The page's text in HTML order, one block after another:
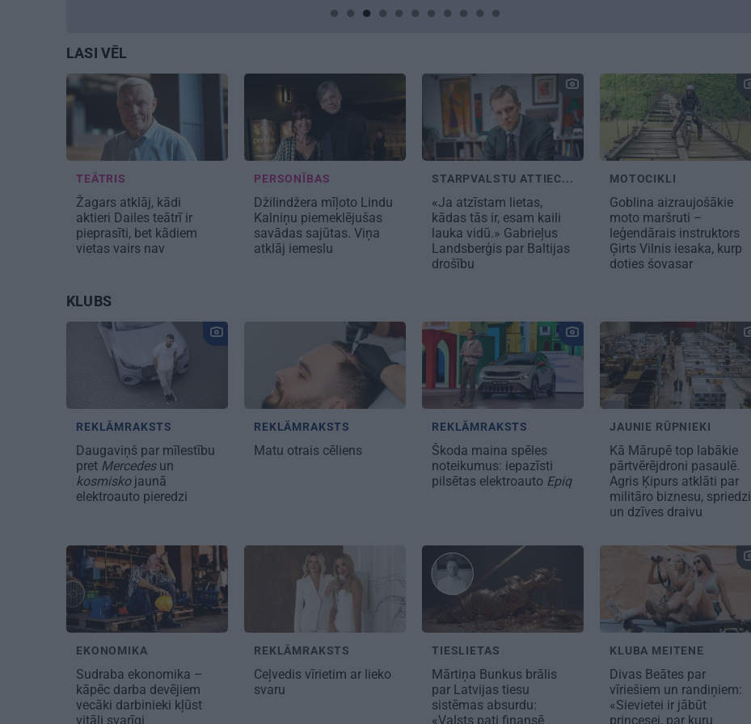
LASI VĒL
TEĀTRIS
Žagars atklāj, kādi
aktieri Dailes teātrī ir
pieprasīti, bet kādiem
vietas vairs nav
PERSONĪBAS
Džilindžera mīļoto Lindu
Kalniņu piemeklējušas
savādas sajūtas. Viņa
atklāj iemeslu
STARPVALSTU ATTIEC...
«Ja atzīstam lietas,
kādas tās ir, esam kaili
lauka vidū.» Gabrieļus
Landsberģis par Baltijas
drošību
MOTOCIKLI
Goblina aizraujošākie
moto maršruti –
leģendārais instruktors
Ģirts Vilnis iesaka, kurp
doties šovasar
KLUBS
REKLĀMRAKSTS
Daugaviņš par mīlestību
pret Mercedesun
kosmiskojaunā
elektroauto pieredzi
REKLĀMRAKSTS
Matu otrais cēliens
REKLĀMRAKSTS
Škoda maina spēles
noteikumus: iepazīsti
pilsētas elektroauto Epiq
JAUNIE RŪPNIEKI
Kā Mārupē top labākie
pārtvērējdroni pasaulē.
Agris Ķipurs atklāti par
militāro biznesu, spriedzi
un dzīves draivu
EKONOMIKA
Sudraba ekonomika –
kāpēc darba devējiem
vecāki darbinieki kļūst
vitāli svarīgi
REKLĀMRAKSTS
Ceļvedis vīrietim ar lieko
svaru
TIESLIETAS
Mārtiņa Bunkus brālis
par Latvijas tiesu
sistēmas absurdu:
«Valsts pati finansē
KLUBA MEITENE
Divas Beātes par
vīriešiem un randiņiem:
«Sievietei ir jābūt
princesei, par kuru